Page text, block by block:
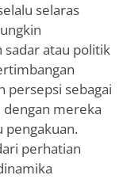
selaras
sadar atau politik
persepsi sebagai
mereka
perhatian